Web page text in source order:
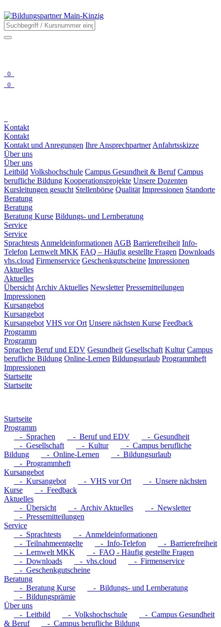
0
0
Kontakt
Kontakt
Kontakt und Anregungen Ihre Ansprechpartner Anfahrtsskizze
Über uns
Über uns
Leitbild Volkshochschule Campus Gesundheit & Beruf Campus
berufliche Bildung Kooperationsprojekte Unsere Dozenten
Kursleitungen gesucht Stellenbörse Qualität Impressionen Standorte
Beratung
Beratung
Beratung Kurse Bildungs- und Lernberatung
Service
Service
Sprachtests Anmeldeinformationen AGB Barrierefreiheit Info-
Telefon Lernwelt MKK FAQ – Häufig gestellte Fragen Downloads
vhs.cloud Firmenservice Geschenkgutscheine Impressionen
Aktuelles
Aktuelles
Übersicht Archiv Aktuelles Newsletter Pressemitteilungen
Impressionen
Kursangebot
Kursangebot
Kursangebot VHS vor Ort Unsere nächsten Kurse Feedback
Programm
Programm
Sprachen Beruf und EDV Gesundheit Gesellschaft Kultur Campus
berufliche Bildung Online-Lernen Bildungsurlaub Programmheft
Impressionen
Startseite
Startseite
Startseite
Programm
- Sprachen
- Beruf und EDV
- Gesundheit
- Gesellschaft
- Kultur
- Campus berufliche
Bildung
- Online-Lernen
- Bildungsurlaub
- Programmheft
Kursangebot
- Kursangebot
- VHS vor Ort
- Unsere nächsten
Kurse
- Feedback
Aktuelles
- Übersicht
- Archiv Aktuelles
- Newsletter
- Pressemitteilungen
Service
- Sprachtests
- Anmeldeinformationen
- Teilnahmeentgelte
- Info-Telefon
- Barrierefreiheit
- Lernwelt MKK
- FAQ - Häufig gestellte Fragen
- Downloads
- vhs.cloud
- Firmenservice
- Geschenkgutscheine
Beratung
- Beratung Kurse
- Bildungs- und Lernberatung
- Bildungsprämie
Über uns
- Leitbild
- Volkshochschule
- Campus Gesundheit
& Beruf
- Campus berufliche Bildung